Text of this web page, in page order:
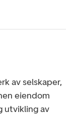
av selskaper,
eiendom
utvikling av